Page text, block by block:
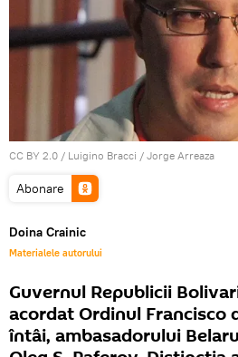
CC BY 2.0 / Luigino Bracci / Jorge Arreaza
Abonare
Doina Crainic
Materialele autorului
Guvernul Republicii
acordat Ordinul Francisco
întâi, ambasadorului